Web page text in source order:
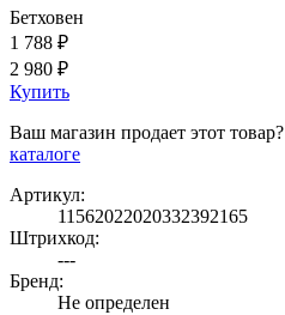
Бетховен
1 788 ₽
2 980 ₽
Купить
Ваш магазин продает этот товар?
каталоге
Артикул:
11562022020332392165
Штрихкод:
---
Бренд:
Не определен